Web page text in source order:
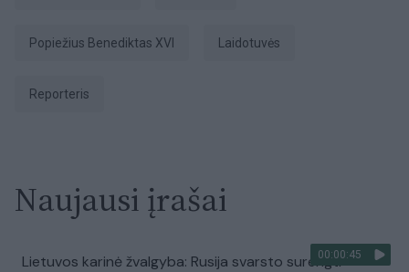
Popiežius Benediktas XVI laidotuvės
Reporteris
Naujausi įrašai
00:00:45
Lietuvos karinė žvalgyba: Rusija svarsto surengti